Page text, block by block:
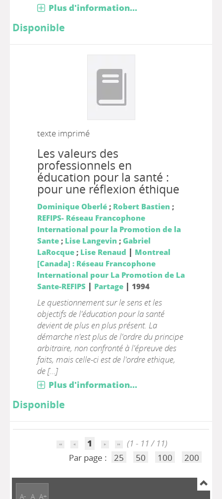
Plus d'information...
Disponible
texte imprimé
Les valeurs des
professionnels en
éducation pour la santé :
pour une réflexion éthique
Dominique Oberlé; Robert Bastien ;
REFIPS- Réseau Francophone
International pour la Promotion de la
Sante; Lise Langevin ; Gabriel
LaRocque; Lise Renaud | Montreal
[Canada] : Réseau Francophone
International pour La Promotion de La
Sante-REFIPS | Partage| 1994
Le questionnement sur le sens et les
objectifs de l'éducation pour la santé
devient de plus en plus présent. La
démarche n'est plus de l'ordre du principe
arbitraire, non confronté à l'épreuve des
faits, mais celle-ci est de l'ordre ethique,
de [...]
Plus d'information...
Disponible
1
(1 - 11 / 11)
Par page :
25 50 100 200
A- A A+